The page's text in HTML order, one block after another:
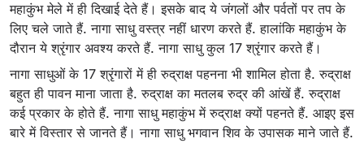
महाकुंभ मेले में ही दिखाई देते हैं। इसके बाद ये जंगलों और पर्वतों पर तप के
लिए चले जाते हैं. नागा साधु वस्त्र नहीं धारण करते हैं. हालांकि महाकुंभ के
दौरान ये श्रृंगार अवश्य करते हैं. नागा साधु कुल 17 श्रृंगार करते हैं।
नागा साधुओं के 17 श्रृंगारों में ही रुद्राक्ष पहनना भी शामिल होता है. रुद्राक्ष
बहुत ही पावन माना जाता है. रुद्राक्ष का मतलब रुद्र की आंखें हैं. रुद्राक्ष
कई प्रकार के होते हैं. नागा साधु महाकुंभ में रुद्राक्ष क्यों पहनते हैं. आइए इस
बारे में विस्तार से जानते हैं। नागा साधु भगवान शिव के उपासक माने जाते हैं.